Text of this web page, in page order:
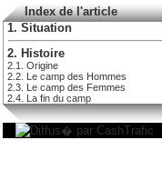
Index de l'article
1. Situation
2. Histoire
2.1. Origine
2.2. Le camp des Hommes
2.3. Le camp des Femmes
2.4. La fin du camp